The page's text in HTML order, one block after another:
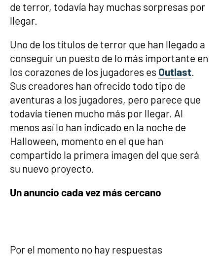
de terror, todavía hay muchas sorpresas por
llegar.
Uno de los títulos de terror que han llegado a
conseguir un puesto de lo más importante en
los corazones de los jugadores es Outlast.
Sus creadores han ofrecido todo tipo de
aventuras a los jugadores, pero parece que
todavía tienen mucho más por llegar. Al
menos así lo han indicado en la noche de
Halloween, momento en el que han
compartido la primera imagen del que será
su nuevo proyecto.
Un anuncio cada vez más cercano
Por el momento no hay respuestas